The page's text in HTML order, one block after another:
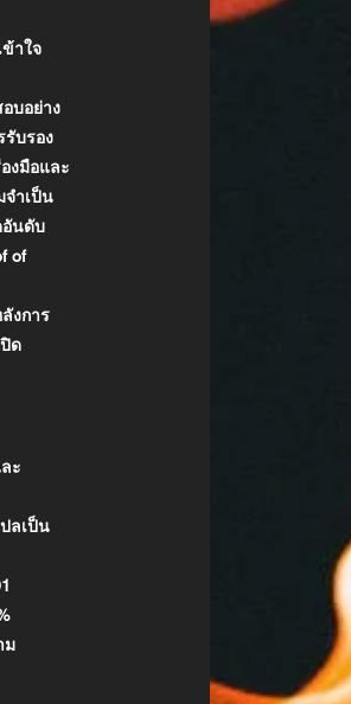
าใจ
บอย่าง
รับรอง
งมือและ
จำเป็น
อันดับ
of
งการ
ด
ะ
ลเป็น
ม